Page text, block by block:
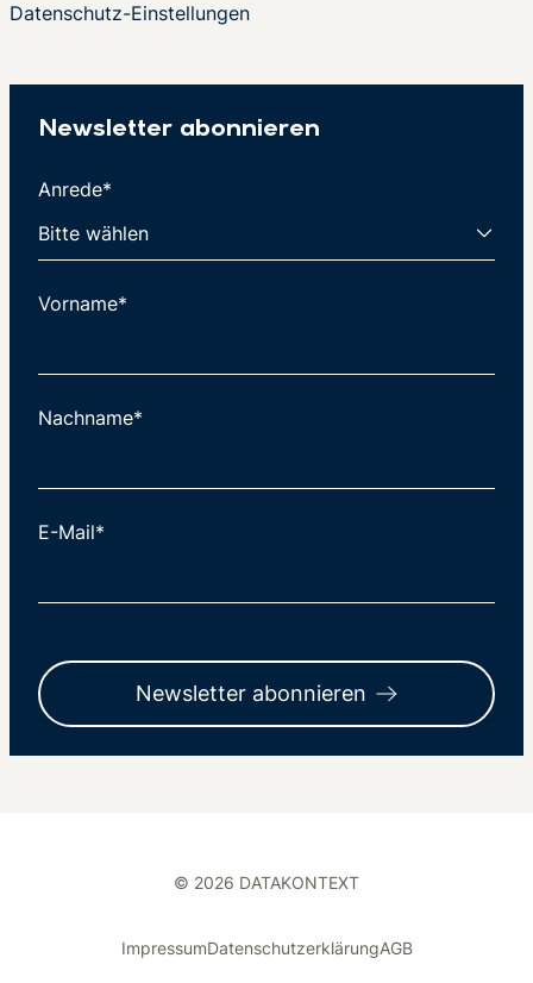
Datenschutz-Einstellungen
Newsletter abonnieren
Anrede*
Vorname*
Nachname*
E-Mail*
Newsletter abonnieren
© 2026 DATAKONTEXT
ImpressumDatenschutzerklärungAGB